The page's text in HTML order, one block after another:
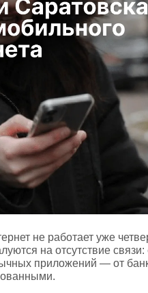
не работает уже
на отсутствие связи:
приложений — от